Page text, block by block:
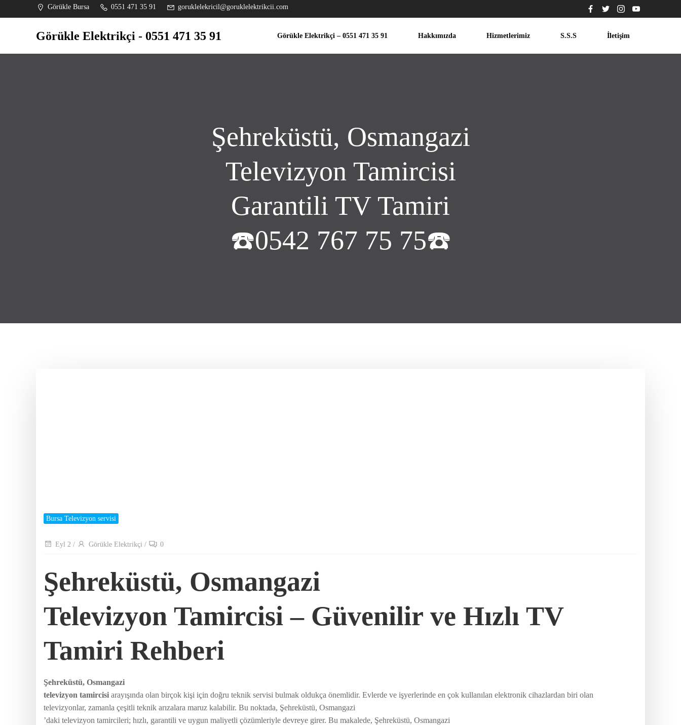
geç
Görükle Bursa 0551 471 35 91 goruklelekricil@goruklelektrikcii.com
Görükle Elektrikçi - 0551 471 35 91 Görükle Elektrikçi – 0551 471 35 91 Hakkımızda Hizmetlerimiz S.S.S İletişim
Şehreküstü, Osmangazi
Televizyon Tamircisi
Garantili TV Tamiri
☎️0542 767 75 75☎️
Bursa Televizyon servisi
Eyl 2 / Görükle Elektrikçi / 0
Şehreküstü, Osmangazi
Televizyon Tamircisi – Güvenilir ve Hızlı TV
Tamiri Rehberi
Şehreküstü, Osmangazi
televizyon tamircisi arayışında olan birçok kişi için doğru teknik servisi bulmak oldukça önemlidir. Evlerde ve işyerlerinde en çok kullanılan elektronik cihazlardan biri olan
televizyonlar, zamanla çeşitli teknik arızalara maruz kalabilir. Bu noktada, Şehreküstü, Osmangazi
’daki televizyon tamircileri; hızlı, garantili ve uygun maliyetli çözümleriyle devreye girer. Bu makalede, Şehreküstü, Osmangazi